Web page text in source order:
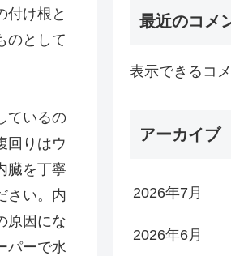
付け根と
のとして
ているの
回りはウ
臓を丁寧
さい。内
原因にな
パーで水
最近のコメ
表示できるコ
アーカイブ
2026年7月
2026年6月